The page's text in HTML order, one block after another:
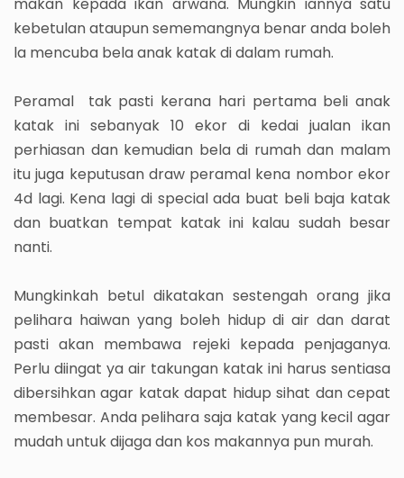
kebetulan ataupun sememangnya benar anda boleh
la mencuba bela anak katak di dalam rumah.
Peramal tak pasti kerana hari pertama beli anak
katak ini sebanyak 10 ekor di kedai jualan ikan
perhiasan dan kemudian bela di rumah dan malam
itu juga keputusan draw peramal kena nombor ekor
4d lagi. Kena lagi di special ada buat beli baja katak
dan buatkan tempat katak ini kalau sudah besar
nanti.
Mungkinkah betul dikatakan sestengah orang jika
pelihara haiwan yang boleh hidup di air dan darat
pasti akan membawa rejeki kepada penjaganya.
Perlu diingat ya air takungan katak ini harus sentiasa
dibersihkan agar katak dapat hidup sihat dan cepat
membesar. Anda pelihara saja katak yang kecil agar
mudah untuk dijaga dan kos makannya pun murah.